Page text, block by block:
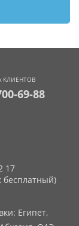
КЛИЕНТОВ
69-88
17
бесплатный)
Египет,